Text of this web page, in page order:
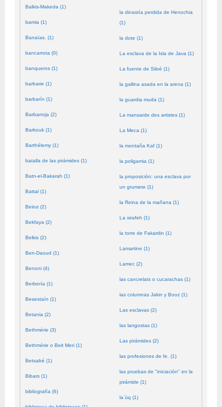
Balkis-Makeda (1)
bamia (1)
Banaïas. (1)
bancarrota (0)
banqueros (1)
barbarie (1)
barbarín (1)
Barbarroja (2)
Barkouk (1)
Barthélemy (1)
batalla de las pirámides (1)
Batn-el-Bakarah (1)
Battal (1)
Beirut (2)
Bekfaya (2)
Belkis (2)
Ben-Daoud (1)
Benoni (4)
Berbería (1)
Besestaín (1)
Betania (2)
Bethmérie (3)
Bethmérie o Beit Meri (1)
Betsabé (1)
Bibars (1)
bibliografía (6)
la dinastía perdida de Henochia
(1)
la dote (1)
La esclava de la Isla de Java (1)
La fuente de Siloé (1)
la gallina asada en la arena (1)
la guardia muda (1)
La mansarde des artistes (1)
La Meca (1)
la montaña Kaf (1)
la poligamia (1)
la proposición: una esclava por
un grumete (1)
la Reina de la mañana (1)
La sirafeh (1)
la torre de Fakardin (1)
Lamartine (1)
Lamec (2)
las cancrelats o cucarachas (1)
las columnas Jakin y Booz (1)
Las esclavas (2)
las langostas (1)
Las pirámides (2)
las profesiones de fe. (1)
las pruebas de "iniciación" en la
pirámide (1)
laʿūq (1)